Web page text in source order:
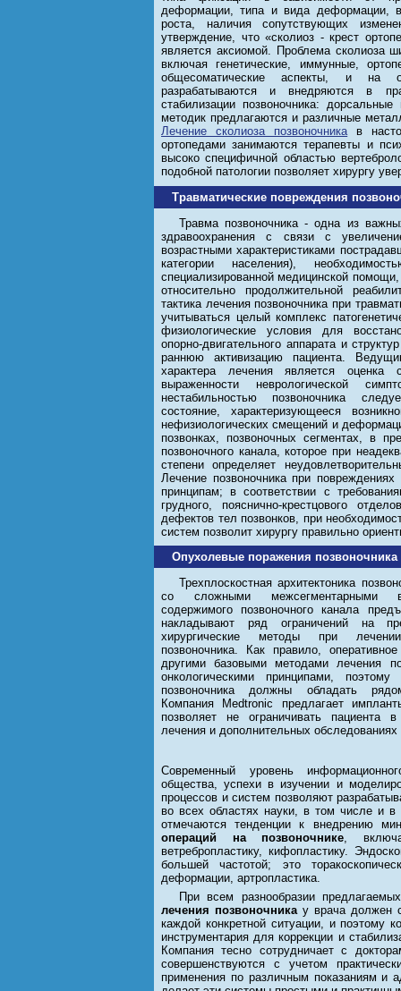
деформации, типа и вида деформации,
роста, наличия сопутствующих
утверждение, что «сколиоз - крест
является аксиомой. Проблема сколиоза
включая генетические, иммунные,
общесоматические аспекты, и на
разрабатываются и внедряются в
стабилизации позвоночника:
методик предлагаются и различные
Лечение сколиоза позвоночникав
ортопедами занимаются терапевты и
высоко специфичной областью
подобной патологии позволяет хирургу
Травматические повреждения
Травма позвоночника - одна из
здравоохранения с связи с
возрастными характеристиками
категории населения),
специализированной медицинской
относительно продолжительной
тактика лечения позвоночника при
учитываться целый комплекс
физиологические условия для
опорно-двигательного аппарата и
раннюю активизацию пациента.
характера лечения является оценка
выраженности неврологической
нестабильностью позвоночника
состояние, характеризующееся
нефизиологических смещений и
позвонках, позвоночных сегментах, в
позвоночного канала, которое при
степени определяет
Лечение позвоночника при
принципам; в соответствии с
грудного, пояснично-крестцового
дефектов тел позвонков, при
систем позволит хирургу правильно
Опухолевые поражения позвоночника
Трехплоскостная архитектоника
со сложными межсегментарными
содержимого позвоночного канала
накладывают ряд ограничений на
хирургические методы при
позвоночника. Как правило,
другими базовыми методами лечения
онкологическими принципами,
позвоночника должны обладать
Компания Medtroniс предлагает
позволяет не ограничивать пациента
лечения и дополнительных
Современный уровень
общества, успехи в изучении и
процессов и систем позволяют
во всех областях науки, в том числе и
отмечаются тенденции к внедрению
операций на позвоночнике,
ветребропластику, кифопластику.
большей частотой; это
деформации, артропластика.
При всем разнообразии
лечения позвоночникау врача должен
каждой конкретной ситуации, и поэтому
инструментария для коррекции и
Компания тесно сотрудничает с
совершенствуются с учетом
применения по различным показаниям и